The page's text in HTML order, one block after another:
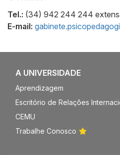
Tel.: (34) 942 244 244
E-mail:
A UNIVERSIDADE
Aprendizagem
Escritório de Relações
CEMU
Trabalhe Conosco